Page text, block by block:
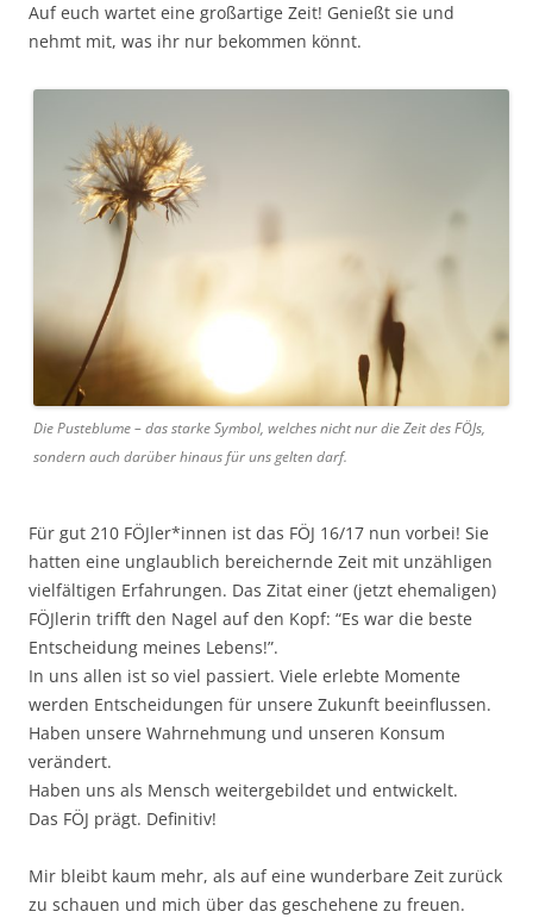
Auf euch wartet eine großartige Zeit! Genießt sie und
nehmt mit, was ihr nur bekommen könnt.
Die Pusteblume – das starke Symbol, welches nicht nur die Zeit des FÖJs,
sondern auch darüber hinaus für uns gelten darf.
Für gut 210 FÖJler*innen ist das FÖJ 16/17 nun vorbei! Sie
hatten eine unglaublich bereichernde Zeit mit unzähligen
vielfältigen Erfahrungen. Das Zitat einer (jetzt ehemaligen)
FÖJlerin trifft den Nagel auf den Kopf: “Es war die beste
Entscheidung meines Lebens!”.
In uns allen ist so viel passiert. Viele erlebte Momente
werden Entscheidungen für unsere Zukunft beeinflussen.
Haben unsere Wahrnehmung und unseren Konsum
verändert.
Haben uns als Mensch weitergebildet und entwickelt.
Das FÖJ prägt. Definitiv!
Mir bleibt kaum mehr, als auf eine wunderbare Zeit zurück
zu schauen und mich über das geschehene zu freuen.